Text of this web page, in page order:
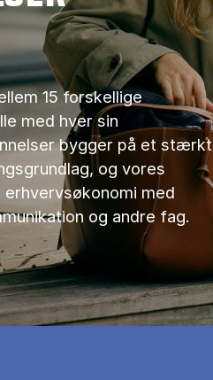
15 forskellige
med hver sin
bygger på et stærkt
og vores
med
og andre fag.